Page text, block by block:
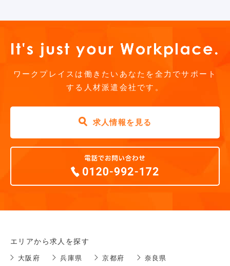
ワークプレイスは働きたいあなたを全力でサポート
する人材派遣会社です。
求人情報を見る
エリアから求人を探す
大阪府 兵庫県 京都府
奈良県